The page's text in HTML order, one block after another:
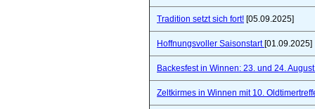
Tradition setzt sich fort! [05.09.2025]
Hoffnungsvoller Saisonstart [01.09.2025]
Backesfest in Winnen: 23. und 24.
Zeltkirmes in Winnen mit 10.